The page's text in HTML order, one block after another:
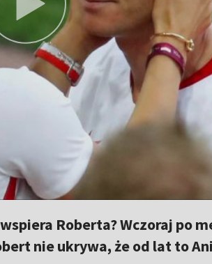
Roberta? Wczoraj po
nie ukrywa, że od lat to